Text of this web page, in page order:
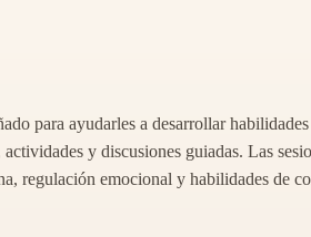
para ayudarles a desarrollar
y discusiones guiadas. Las
regulación emocional y habilidades de